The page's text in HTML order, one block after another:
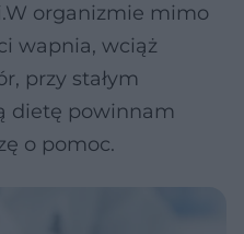
organizmie mimo
wapnia, wciąż
przy stałym
dietę powinnam
o pomoc.